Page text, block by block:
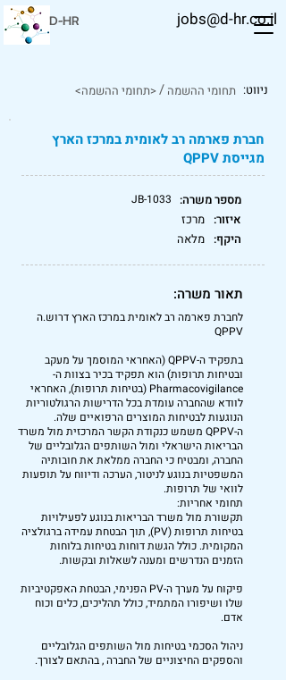
D-HR jobs@d-hr.co.il
ניווט: /<תחומי ההשמה> תחומי ההשמה
חברת פארמה רב לאומית במרכז הארץ
מגייסת QPPV
JB-1033
מספר משרה:
איזור: מרכז
היקף: מלאה
תאור משרה:
לחברת פארמה רב לאומית במרכז הארץ דרוש.ה
QPPV
בתפקיד ה-QPPV (האחראי המוסמך על מעקב
ובטיחות תרופות) הוא תפקיד בכיר בצוות ה-
Pharmacovigilance (בטיחות תרופות), האחראי
לוודא שהחברה עומדת בכל הדרישות הרגולטוריות
הנוגעות לבטיחות המוצרים הרפואיים שלה.
ה-QPPV משמש כנקודת הקשר המרכזית מול משרד
הבריאות הישראלי ומול השותפים הגלובליים של
החברה, ומבטיח כי החברה ממלאת את חובותיה
המשפטיות בנוגע לניטור, הערכה ודיווח על תופעות
לוואי של תרופות.
תחומי אחריות:
תקשורת מול משרד הבריאות בנוגע לפעילויות
בטיחות תרופות (PV), תוך הבטחת עמידה ברגולציה
המקומית. כולל הגשת דוחות בטיחות בלוחות
הזמנים הנדרשים ומענה לשאלות ובקשות.
פיקוח על מערך ה-PV הפנימי, הבטחת האפקטיביות
שלו ושיפורו המתמיד, כולל תהליכים, כלים וכוח
אדם.
ניהול הסכמי בטיחות מול השותפים הגלובליים
והספקים החיצוניים של החברה , בהתאם לצורך.